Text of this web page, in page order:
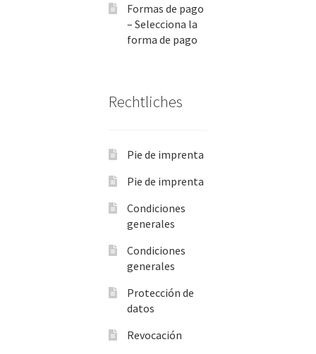
Formas de pago
– Selecciona la
forma de pago
Rechtliches
Pie de imprenta
Pie de imprenta
Condiciones
generales
Condiciones
generales
Protección de
datos
Revocación